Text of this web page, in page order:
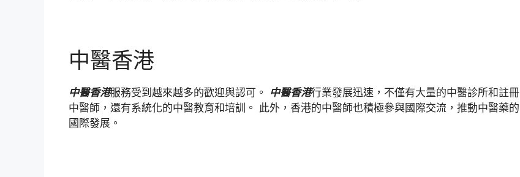
中醫香港
中醫香港服務受到越來越多的歡迎與認可。 中醫香港行業發展迅速，不僅有大量的中醫診所和註冊
中醫師，還有系統化的中醫教育和培訓。 此外，香港的中醫師也積極參與國際交流，推動中醫藥的
國際發展。